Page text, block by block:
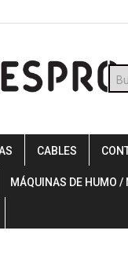
de
CABLES
MÁQUINAS DE HUMO /